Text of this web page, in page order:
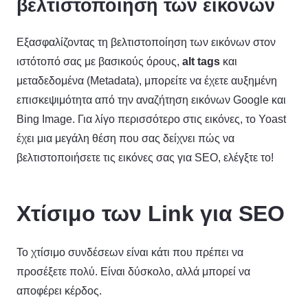
βελτιστοποίηση των εικόνων
Εξασφαλίζοντας τη βελτιστοποίηση των εικόνων στον
ιστότοπό σας με βασικούς όρους, alt tags και
μεταδεδομένα (Metadata), μπορείτε να έχετε αυξημένη
επισκεψιμότητα από την αναζήτηση εικόνων Google και
Bing Image. Για λίγο περισσότερο στις εικόνες, το Yoast
έχει μια μεγάλη θέση που σας δείχνει πώς να
βελτιστοποιήσετε τις εικόνες σας για SEO, ελέγξτε το!
Χτίσιμο των Link για SEO
Το χτίσιμο συνδέσεων είναι κάτι που πρέπει να
προσέξετε πολύ. Είναι δύσκολο, αλλά μπορεί να
αποφέρει κέρδος.